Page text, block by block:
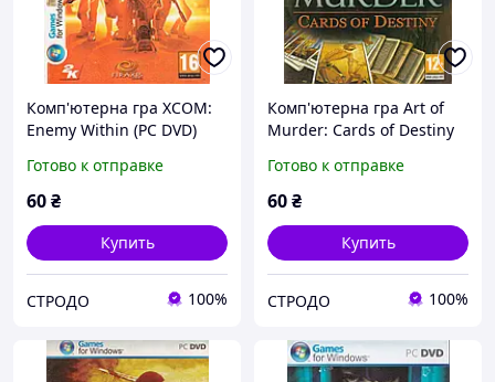
Комп'ютерна гра XCOM:
Enemy Within (PC DVD)
Готово к отправке
60₴
Купить
СТРОДО 100%
Комп'ютерна гра Art of
Murder: Cards of Destiny
Готово к отправке
60₴
Купить
СТРОДО 100%